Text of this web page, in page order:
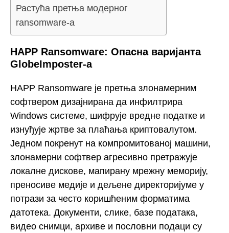
Растућа претња модерног
ransomware-а
HAPP Ransomware: Опасна варијанта
GlobeImposter-а
HAPP Ransomware је претња злонамерним
софтвером дизајнирана да инфилтрира
Windows системе, шифрује вредне податке и
изнуђује жртве за плаћања криптовалутом.
Једном покренут на компромитованој машини,
злонамерни софтвер агресивно претражује
локалне дискове, мапирану мрежну меморију,
преносиве медије и дељене директоријуме у
потрази за често коришћеним форматима
датотека. Документи, слике, базе података,
видео снимци, архиве и пословни подаци су